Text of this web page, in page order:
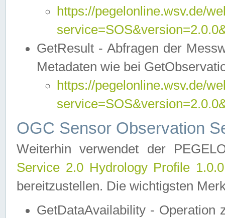
https://pegelonline.wsv.de/
GetResult - Abfragen der
Metadaten wie bei
https://pegelonline.wsv.de/
OGC Sensor Observation
Weiterhin verwendet der
Service 2.0 Hydrology Profile
bereitzustellen. Die wichtigsten
GetDataAvailability - Operation